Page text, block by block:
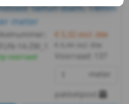
Taifun diam. 14mm
meter
voorraad
€ 5,32 excl. btw
incl. btw
Voorraad:
meter
pakketpost